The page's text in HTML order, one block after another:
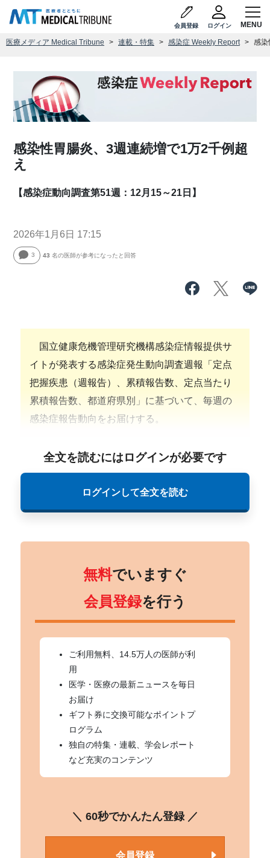
会員登録 ログイン
医療メディア Medical Tribune 連載・特集 感染症 Weekly Report 感染
感染性胃腸炎、3週連続増で1万2千例超
え
【感染症動向調査第51週：12月15～21日】
2026年1月6日 17:15
3 43 名の医師が参考になったと回答
国立健康危機管理研究機構感染症情報提供サ
イトが発表する感染症発生動向調査週報「定点
把握疾患（週報告）、累積報告数、定点当たり
累積報告数、都道府県別」に基づいて、毎週の
感染症報告動向をお届けする。
全文を読むにはログインが必要です
ログインして全文を読む
無料でいますぐ
会員登録を行う
ご利用無料、14.5万人の医師が利
用
医学・医療の最新ニュースを毎日
お届け
ギフト券に交換可能なポイントプ
ログラム
独自の特集・連載、学会レポート
など充実のコンテンツ
＼ 60秒でかんたん登録 ／
会員登録